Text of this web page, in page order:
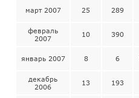
март 2007 25 289
февраль
2007
10 390
январь 2007 8 6
декабрь
2006
13 193